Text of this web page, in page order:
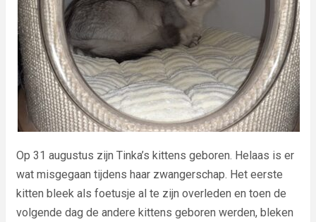
Op 31 augustus zijn Tinka’s kittens geboren. Helaas is er
wat misgegaan tijdens haar zwangerschap. Het eerste
kitten bleek als foetusje al te zijn overleden en toen de
volgende dag de andere kittens geboren werden, bleken